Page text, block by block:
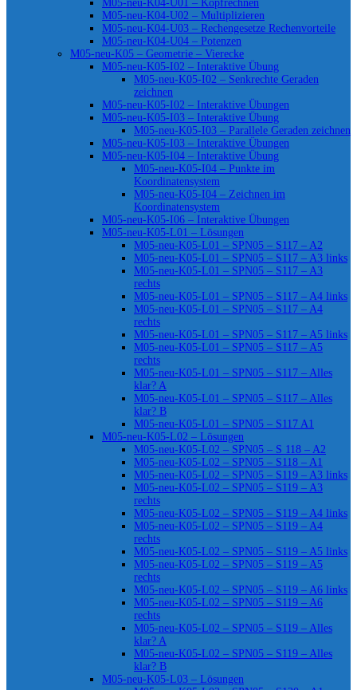
M05-neu-K04-U01 – Kopfrechnen
M05-neu-K04-U02 – Multiplizieren
M05-neu-K04-U03 – Rechengesetze Rechenvorteile
M05-neu-K04-U04 – Potenzen
M05-neu-K05 – Geometrie – Vierecke
M05-neu-K05-I02 – Interaktive Übung
M05-neu-K05-I02 – Senkrechte Geraden
zeichnen
M05-neu-K05-I02 – Interaktive Übungen
M05-neu-K05-I03 – Interaktive Übung
M05-neu-K05-I03 – Parallele Geraden zeichnen
M05-neu-K05-I03 – Interaktive Übungen
M05-neu-K05-I04 – Interaktive Übung
M05-neu-K05-I04 – Punkte im
Koordinatensystem
M05-neu-K05-I04 – Zeichnen im
Koordinatensystem
M05-neu-K05-I06 – Interaktive Übungen
M05-neu-K05-L01 – Lösungen
M05-neu-K05-L01 – SPN05 – S117 – A2
M05-neu-K05-L01 – SPN05 – S117 – A3 links
M05-neu-K05-L01 – SPN05 – S117 – A3
rechts
M05-neu-K05-L01 – SPN05 – S117 – A4 links
M05-neu-K05-L01 – SPN05 – S117 – A4
rechts
M05-neu-K05-L01 – SPN05 – S117 – A5 links
M05-neu-K05-L01 – SPN05 – S117 – A5
rechts
M05-neu-K05-L01 – SPN05 – S117 – Alles
klar? A
M05-neu-K05-L01 – SPN05 – S117 – Alles
klar? B
M05-neu-K05-L01 – SPN05 – S117 A1
M05-neu-K05-L02 – Lösungen
M05-neu-K05-L02 – SPN05 – S 118 – A2
M05-neu-K05-L02 – SPN05 – S118 – A1
M05-neu-K05-L02 – SPN05 – S119 – A3 links
M05-neu-K05-L02 – SPN05 – S119 – A3
rechts
M05-neu-K05-L02 – SPN05 – S119 – A4 links
M05-neu-K05-L02 – SPN05 – S119 – A4
rechts
M05-neu-K05-L02 – SPN05 – S119 – A5 links
M05-neu-K05-L02 – SPN05 – S119 – A5
rechts
M05-neu-K05-L02 – SPN05 – S119 – A6 links
M05-neu-K05-L02 – SPN05 – S119 – A6
rechts
M05-neu-K05-L02 – SPN05 – S119 – Alles
klar? A
M05-neu-K05-L02 – SPN05 – S119 – Alles
klar? B
M05-neu-K05-L03 – Lösungen